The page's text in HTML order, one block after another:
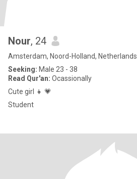
Nour, 24
Amsterdam, Noord-Holland, Netherlands
Seeking: Male 23 - 38
Read Qur'an: Ocassionally
Cute girl 👧 💗
Student